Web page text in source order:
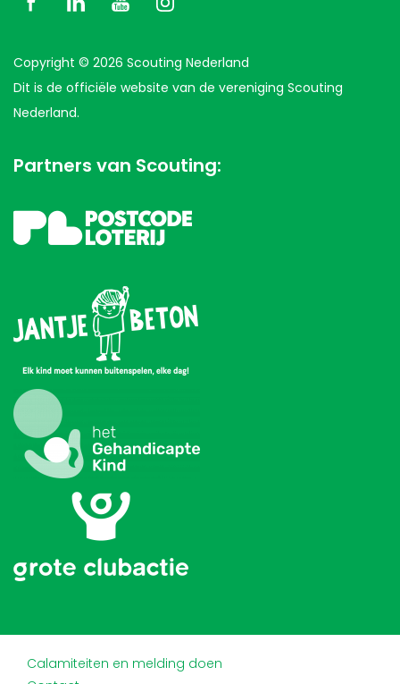
Copyright © 2026 Scouting Nederland
Dit is de officiële website van de vereniging Scouting
Nederland.
Partners van Scouting:
Calamiteiten en melding doen